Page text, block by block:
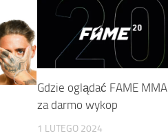
Gdzie oglądać FAME MMA
za darmo wykop
1 LUTEGO 2024